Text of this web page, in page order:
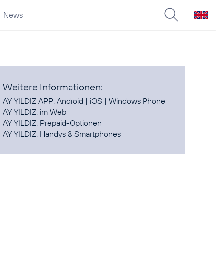
News
Weitere Informationen:
AY YILDIZ APP:Android | iOS |Windows Phone
AY YILDIZ: im Web
AY YILDIZ: Prepaid-Optionen
AY YILDIZ: Handys & Smartphones